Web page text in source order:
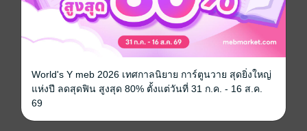
World's Y meb 2026 เทศกาลนิยาย การ์ตูนวาย สุดยิ่งใหญ่
แห่งปี ลดสุดฟิน สูงสุด 80% ตั้งแต่วันที่ 31 ก.ค. - 16 ส.ค.
69